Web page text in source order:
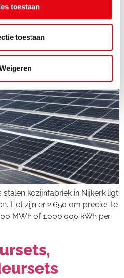
toestaan
toestaan
Weigeren
stalen kozijnfabriek in Nijkerk ligt
Het zijn er 2.650 om precies te
MWh of 1.000 000 kWh per